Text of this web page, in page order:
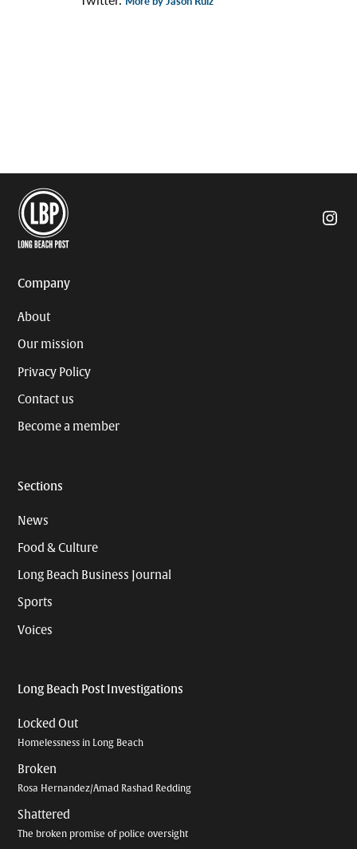
Company
About
Our mission
Privacy Policy
Contact us
Become a member
Sections
News
Food & Culture
Long Beach Business Journal
Sports
Voices
Long Beach Post Investigations
Locked Out
Homelessness in Long Beach
Broken
Rosa Hernandez/Amad Rashad Redding
Shattered
The broken promise of police oversight